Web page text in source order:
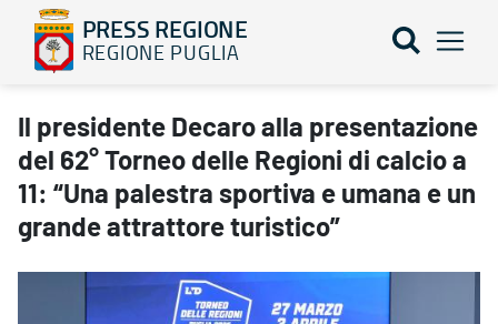
PRESS REGIONE
REGIONE PUGLIA
Il presidente Decaro alla presentazione del 62° Torneo delle
Il presidente Decaro alla presentazione
del 62° Torneo delle Regioni di calcio a
11: “Una palestra sportiva e umana e un
grande attrattore turistico”